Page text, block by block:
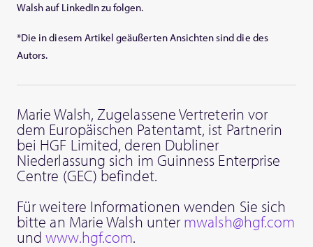
Walsh auf LinkedIn zu folgen.
*Die in diesem Artikel geäußerten Ansichten sind die des
Autors.
Marie Walsh, Zugelassene Vertreterin vor
dem Europäischen Patentamt, ist Partnerin
bei HGF Limited, deren Dubliner
Niederlassung sich im Guinness Enterprise
Centre (GEC) befindet.
Für weitere Informationen wenden Sie sich
bitte an Marie Walsh untermwalsh@hgf.com
undwww.hgf.com.